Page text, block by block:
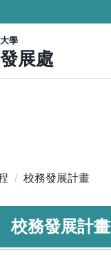
學
展處
校務發展計畫
校務發展計畫